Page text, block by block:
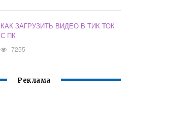
КАК ЗАГРУЗИТЬ ВИДЕО В ТИК ТОК
С ПК
7255
Реклама